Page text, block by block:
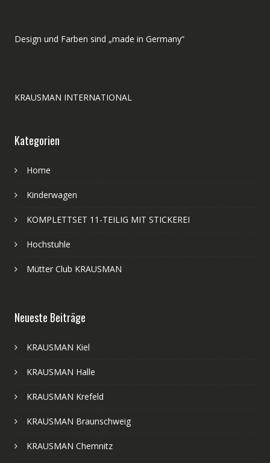
Design und Farben sind „made in Germany“
KRAUSMAN INTERNATIONAL
Kategorien
Home
Kinderwagen
KOMPLETTSET 11-TEILIG MIT STICKEREI
Hochstuhle
Mütter Club KRAUSMAN
Neueste Beiträge
KRAUSMAN Kiel
KRAUSMAN Halle
KRAUSMAN Krefeld
KRAUSMAN Braunschweig
KRAUSMAN Chemnitz